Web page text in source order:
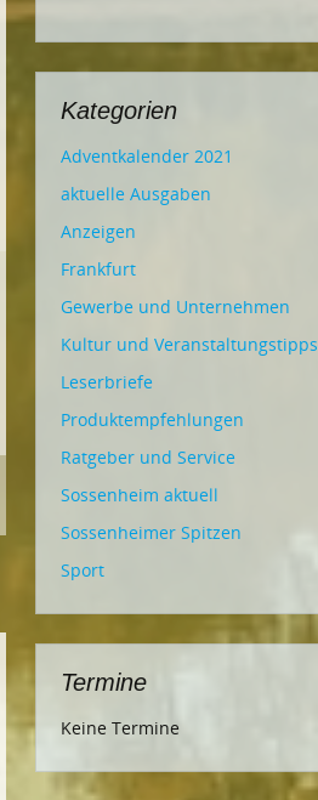
Kategorien
Adventkalender 2021
aktuelle Ausgaben
Anzeigen
Frankfurt
Gewerbe und Unternehmen
Kultur und Veranstaltungstipps
Leserbriefe
Produktempfehlungen
Ratgeber und Service
Sossenheim aktuell
Sossenheimer Spitzen
Sport
Termine
Keine Termine